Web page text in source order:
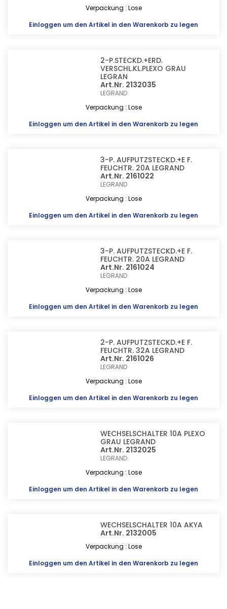
Verpackung : Lose
Einloggen um den Artikel in den Warenkorb zu legen
2-P.STECKD.+ERD.
VERSCHL.KL.PLEXO GRAU
LEGRAN
Art.Nr. 2132035
LEGRAND
Verpackung : Lose
Einloggen um den Artikel in den Warenkorb zu legen
3-P. AUFPUTZSTECKD.+E F.
FEUCHTR. 20A LEGRAND
Art.Nr. 2161022
LEGRAND
Verpackung : Lose
Einloggen um den Artikel in den Warenkorb zu legen
3-P. AUFPUTZSTECKD.+E F.
FEUCHTR. 20A LEGRAND
Art.Nr. 2161024
LEGRAND
Verpackung : Lose
Einloggen um den Artikel in den Warenkorb zu legen
2-P. AUFPUTZSTECKD.+E F.
FEUCHTR. 32A LEGRAND
Art.Nr. 2161026
LEGRAND
Verpackung : Lose
Einloggen um den Artikel in den Warenkorb zu legen
WECHSELSCHALTER 10A PLEXO
GRAU LEGRAND
Art.Nr. 2132025
LEGRAND
Verpackung : Lose
Einloggen um den Artikel in den Warenkorb zu legen
WECHSELSCHALTER 10A AKYA
Art.Nr. 2132005
Verpackung : Lose
Einloggen um den Artikel in den Warenkorb zu legen